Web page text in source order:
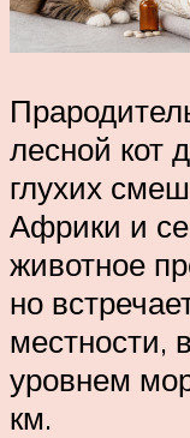
лесной кот
глухих
Африки и
животное
но
местности,
уровнем
км.